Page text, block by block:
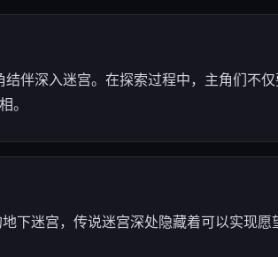
伴深入迷宫。在探索过程中，主角们不
。
下迷宫，传说迷宫深处隐藏着可以实现愿